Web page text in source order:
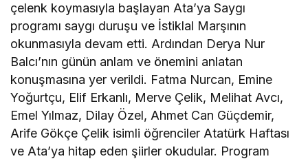
çelenk koymasıyla başlayan Ata’ya Saygı
programı saygı duruşu ve İstiklal Marşının
okunmasıyla devam etti. Ardından Derya Nur
Balcı’nın günün anlam ve önemini anlatan
konuşmasına yer verildi. Fatma Nurcan, Emine
Yoğurtçu, Elif Erkanlı, Merve Çelik, Melihat Avcı,
Emel Yılmaz, Dilay Özel, Ahmet Can Güçdemir,
Arife Gökçe Çelik isimli öğrenciler Atatürk Haftası
ve Ata’ya hitap eden şiirler okudular. Program